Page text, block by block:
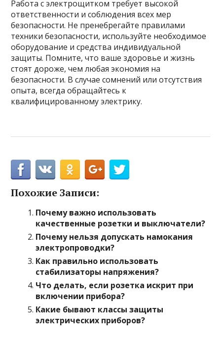
Работа с электрощитком требует высокой
ответственности и соблюдения всех мер
безопасности. Не пренебрегайте правилами
техники безопасности, используйте необходимое
оборудование и средства индивидуальной
защиты. Помните, что ваше здоровье и жизнь
стоят дороже, чем любая экономия на
безопасности. В случае сомнений или отсутствия
опыта, всегда обращайтесь к
квалифицированному электрику.
Похожие Записи:
Почему важно использовать
качественные розетки и выключатели?
Почему нельзя допускать намокания
электропроводки?
Как правильно использовать
стабилизаторы напряжения?
Что делать, если розетка искрит при
включении прибора?
Какие бывают классы защиты
электрических приборов?